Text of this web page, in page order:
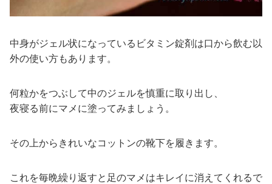
中身がジェル状になっているビタミン錠剤は口から飲む以
外の使い方もあります。
何粒かをつぶして中のジェルを慎重に取り出し、
夜寝る前にマメに塗ってみましょう。
その上からきれいなコットンの靴下を履きます。
これを毎晩繰り返すと足のマメはキレイに消えてくれるで